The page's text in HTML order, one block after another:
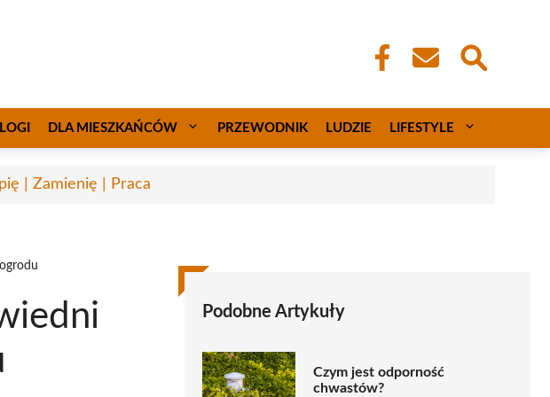
DLA MIESZKAŃCÓW PRZEWODNIK LUDZIE LIFESTYLE
| Zamienię | Praca
Podobne Artykuły
Czym jest odporność
chwastów?